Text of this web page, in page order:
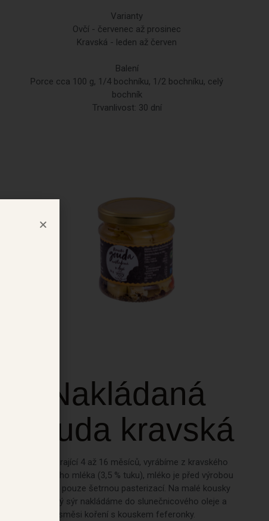
Varianty
Ovčí - červenec až prosinec
Kravská - leden až červen
Balení
Porce cca 100 g, 1/4 bochníku, 1/2 bochníku, celý
bochník
Trvanlivost: 30 dní
Nakládaná
gouda kravská
Goudu, zrající 4 až 16 měsíců, vyrábíme z kravského
plnotučného mléka (3,5 % tuku), mléko je před výrobou
ošetřeno pouze šetrnou pasterizací. Na malé kousky
nakrájený sýr nakládáme do slunečnicového oleje a
směsi koření s kouskem feferonky.